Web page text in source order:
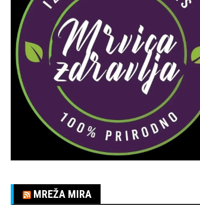
MREŽA MIRA